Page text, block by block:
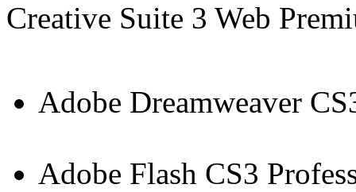
Creative Suite 3 Web
Adobe Dreamweaver
Adobe Flash CS3